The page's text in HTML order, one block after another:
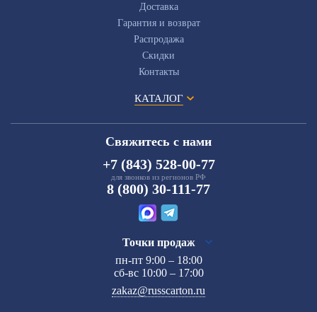
Доставка
Гарантия и возврат
Распродажа
Скидки
Контакты
КАТАЛОГ
Свяжитесь с нами
+7 (843) 528-00-77
для звонков из регионов РФ
8 (800) 30-111-77
Точки продаж
пн-пт 9:00 – 18:00
сб-вс 10:00 – 17:00
zakaz@russcarton.ru